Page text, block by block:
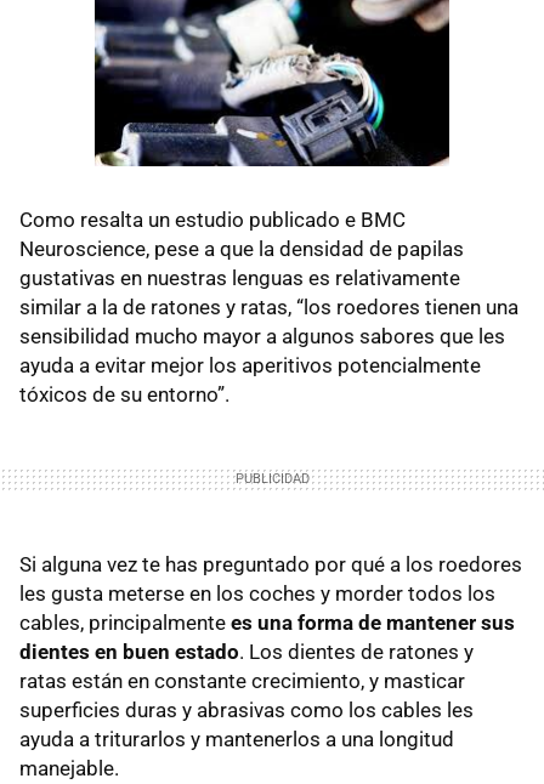
Como resalta un estudio publicado e BMC
Neuroscience, pese a que la densidad de papilas
gustativas en nuestras lenguas es relativamente
similar a la de ratones y ratas, “los roedores tienen una
sensibilidad mucho mayor a algunos sabores que les
ayuda a evitar mejor los aperitivos potencialmente
tóxicos de su entorno”.
Si alguna vez te has preguntado por qué a los roedores
les gusta meterse en los coches y morder todos los
cables, principalmente es una forma de mantener sus
dientes en buen estado. Los dientes de ratones y
ratas están en constante crecimiento, y masticar
superficies duras y abrasivas como los cables les
ayuda a triturarlos y mantenerlos a una longitud
manejable.